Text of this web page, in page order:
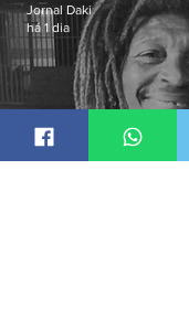
Jornal Daki
há 1 dia